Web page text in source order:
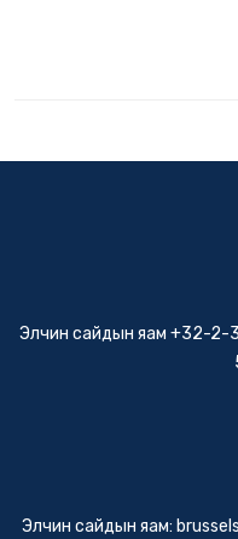
Элчин сайдын яам +32-2-
Элчин сайдын яам: